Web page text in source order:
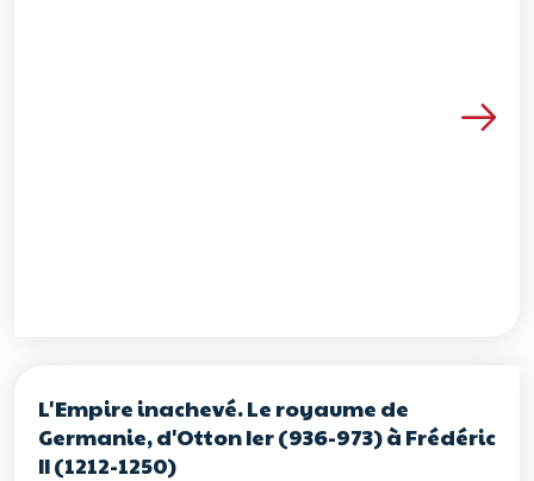
Voir les détails de la
L'Empire inachevé. Le royaume de
Germanie, d'Otton Ier (936-973) à Frédéric
II (1212-1250)